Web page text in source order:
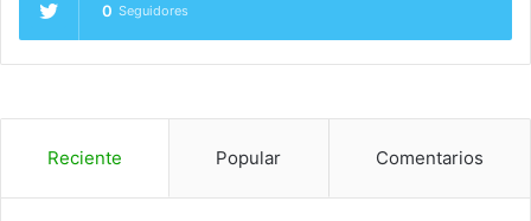
0 Seguidores
Reciente Popular Comentarios